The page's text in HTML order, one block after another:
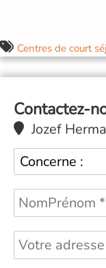
Centres de court
Contactez-
Jozef